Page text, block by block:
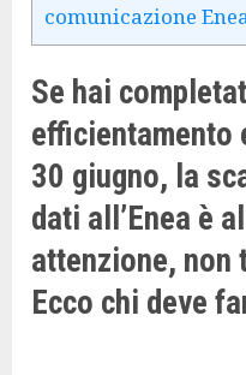
comunicazione
Se hai
efficientamento
30 giugno, la
dati all’Enea è
attenzione,
Ecco chi deve